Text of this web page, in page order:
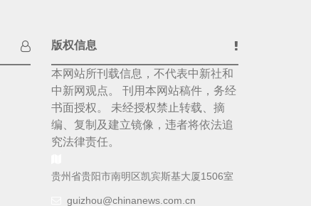
版权信息
本网站所刊载信息，不代表中新社和
中新网观点。 刊用本网站稿件，务经
书面授权。 未经授权禁止转载、摘
编、复制及建立镜像，违者将依法追
究法律责任。
贵州省贵阳市南明区凯宾斯基大厦1506室
guizhou@chinanews.com.cn